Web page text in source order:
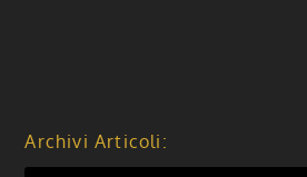
Archivi Articoli: